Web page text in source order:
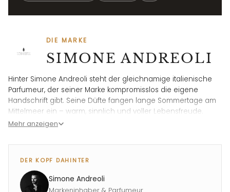
DIE MARKE
SIMONE ANDREOLI
Hinter Simone Andreoli steht der gleichnamige italienische
Parfumeur, der seiner Marke kompromisslos die eigene
Handschrift gibt. Seine Düfte fangen lange Sommertage am
Mittelmeer ein – warm, sinnlich und voller Lebensfreude.
'Malibu – Party in the Bay' und 'Leisure in Paradise'
Mehr anzeigen
DER KOPF DAHINTER
Simone Andreoli